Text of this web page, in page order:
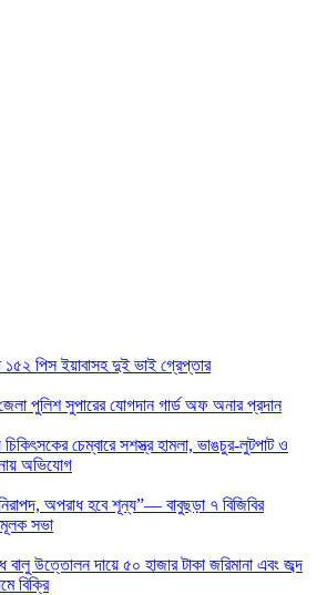
১৫২ পিস ইয়াবাসহ দুই ভাই গ্রেপ্তার
পুলিশ সুপারের যোগদান গার্ড অফ অনার প্রদান
চিকিৎসকের চেম্বারে সশস্ত্র হামলা, ভাঙচুর-লুটপাট ও
অভিযোগ
অপরাধ হবে শূন্য”— বাবুছড়া ৭ বিজিবির
সভা
উত্তোলন দায়ে ৫০ হাজার টাকা জরিমানা এবং জব্দ
বিক্রি